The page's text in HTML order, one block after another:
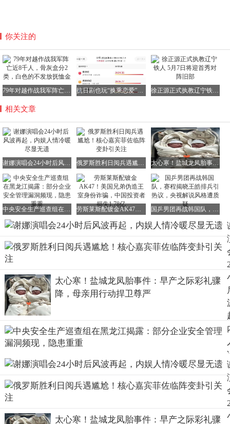
然而，谁也没有料到，这位主持人竟然会突然宣布要举办个
人演唱会。
这不仅是她的跨界首秀，更具有特殊的意义——出道30周年
的纪念。
尤其是5月6日的第二场演唱会，还恰逢她45岁的生日，三重
意义叠加，使得这场演出更加引人注目。
消息一出，立刻在网上引起了轩然大波。
许多网友纷纷表示不解，认为她作为主持人已经非常成功，
何必非要去凑歌手的热闹呢？
办过演出。
除了在综艺节目中偶尔搞怪唱几句《菠萝菠萝蜜》之外，她
几乎没有任何主打歌曲，怎么敢开万人演唱会呢？
尽管网友们质疑声不断，但谢娜的死忠粉们却给予了她坚定
的支持。
20万人进行了预约。
然而，她选择的成都演艺中心规模却相对较小，公开发售的
门票仅有7500多个座位。
你关注的
79年对越作战我军阵亡近8千人，骨灰盒分2类，白色的不发放抚恤金 抗日剧也玩“换乘恋爱”？《八千里路》差评如潮，剧情让人瞠目结舌 徐正源正式执教辽宁铁人 5月7日将迎首秀对阵旧部
相关文章
谢娜演唱会24小时后风波再起，内娱人情冷暖尽显无遗 俄罗斯胜利日阅兵遇尴尬！核心嘉宾菲佐临阵变卦引关注 太心寒！盐城龙凤胎事件：早产之际彩礼骤降，母亲用行动捍卫尊严
中央安全生产巡查组在黑龙江揭露：部分企业安全管理漏洞频现，隐患重重 劳斯莱斯配镀金AK47！美国兄弟伪造王室身份诈骗，中国投资者损失1.78亿 国乒男团再战韩国队，赛程揭晓王皓排兵引热议，央视解说风格遭质疑
太心寒！盐城龙凤胎事件：早产之际彩礼骤
降，母亲用行动捍卫尊严
太心寒！盐城龙凤胎事件：早产之际彩礼骤